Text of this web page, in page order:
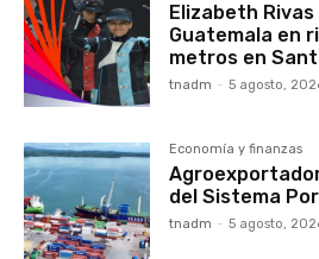
Elizabeth
Guatemala en
metros en
tnadm - 5 agosto,
Economía y finanzas
del Sistema
tnadm - 5 agosto,